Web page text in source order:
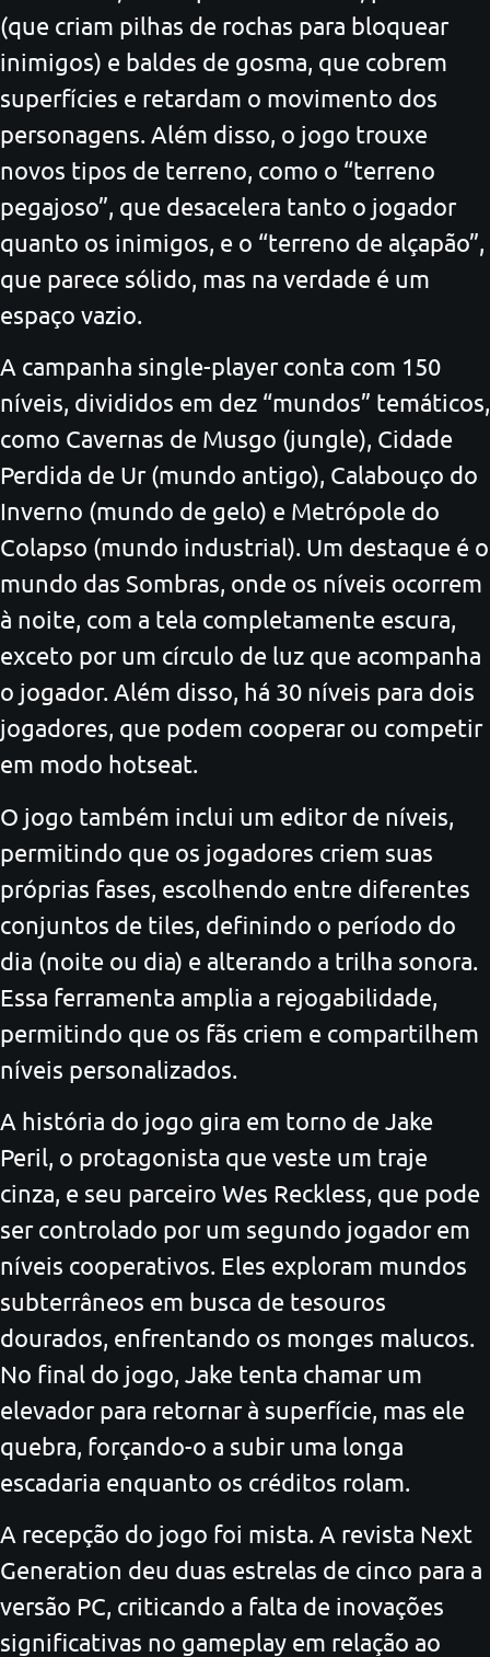
(que criam pilhas de rochas para bloquear
inimigos) e baldes de gosma, que cobrem
superfícies e retardam o movimento dos
personagens. Além disso, o jogo trouxe
novos tipos de terreno, como o “terreno
pegajoso”, que desacelera tanto o jogador
quanto os inimigos, e o “terreno de alçapão”,
que parece sólido, mas na verdade é um
espaço vazio.
A campanha single-player conta com 150
níveis, divididos em dez “mundos” temáticos,
como Cavernas de Musgo (jungle), Cidade
Perdida de Ur (mundo antigo), Calabouço do
Inverno (mundo de gelo) e Metrópole do
Colapso (mundo industrial). Um destaque é o
mundo das Sombras, onde os níveis ocorrem
à noite, com a tela completamente escura,
exceto por um círculo de luz que acompanha
o jogador. Além disso, há 30 níveis para dois
jogadores, que podem cooperar ou competir
em modo hotseat.
O jogo também inclui um editor de níveis,
permitindo que os jogadores criem suas
próprias fases, escolhendo entre diferentes
conjuntos de tiles, definindo o período do
dia (noite ou dia) e alterando a trilha sonora.
Essa ferramenta amplia a rejogabilidade,
permitindo que os fãs criem e compartilhem
níveis personalizados.
A história do jogo gira em torno de Jake
Peril, o protagonista que veste um traje
cinza, e seu parceiro Wes Reckless, que pode
ser controlado por um segundo jogador em
níveis cooperativos. Eles exploram mundos
subterrâneos em busca de tesouros
dourados, enfrentando os monges malucos.
No final do jogo, Jake tenta chamar um
elevador para retornar à superfície, mas ele
quebra, forçando-o a subir uma longa
escadaria enquanto os créditos rolam.
A recepção do jogo foi mista. A revista Next
Generation deu duas estrelas de cinco para a
versão PC, criticando a falta de inovações
significativas no gameplay em relação ao